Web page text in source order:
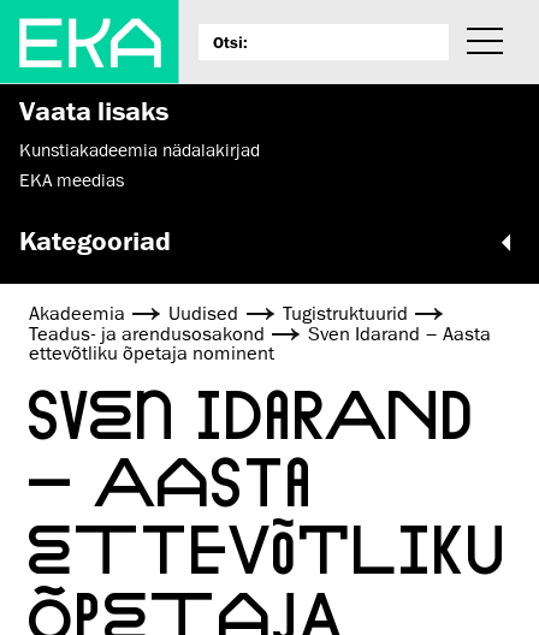
Vaata lisaks
Kunstiakadeemia nädalakirjad
EKA meedias
Kategooriad
Akadeemia Uudised
Tugistruktuurid
Teadus- ja arendusosakond
Sven Idarand – Aasta
ettevõtliku õpetaja nominent
SVEN IDARAND
– AASTA
ETTEVÕTLIKU
ÕPETAJA